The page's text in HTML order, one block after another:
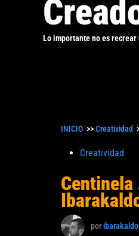
Lo importante no es
INICIO >>Creatividad
Publicado
Creatividad
poribarakaldo